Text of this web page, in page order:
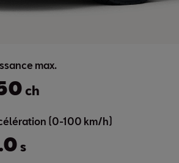
max.
ch
(0-100 km/h)
s